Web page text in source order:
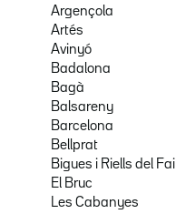
Argençola
Artés
Avinyó
Badalona
Bagà
Balsareny
Barcelona
Bellprat
Bigues i Riells del Fai
El Bruc
Les Cabanyes